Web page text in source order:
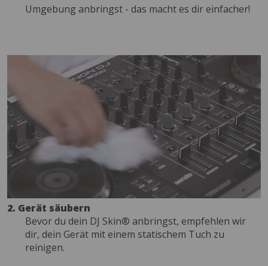
Umgebung anbringst - das macht es dir einfacher!
2. Gerät säubern
Bevor du dein DJ Skin® anbringst, empfehlen wir
dir, dein Gerät mit einem statischem Tuch zu
reinigen.